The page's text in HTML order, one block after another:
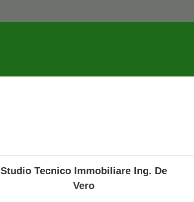
Studio Tecnico Immobiliare Ing. De
Vero